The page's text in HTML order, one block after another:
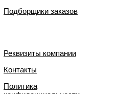
Подборщики заказов
Реквизиты компании
Контакты
Политика